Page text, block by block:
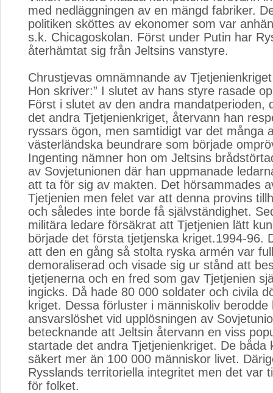
med nedläggningen av en mängd fabriker.
politiken sköttes av ekonomer som var
s.k. Chicagoskolan. Först under Putin har
återhämtat sig från Jeltsins vanstyre.
Chrustjevas omnämnande av
Hon skriver:” I slutet av hans styre rasade
Först i slutet av den andra mandatperioden,
det andra Tjetjenienkriget, återvann han
ryssars ögon, men samtidigt var det många
västerländska beundrare som började
Ingenting nämner hon om Jeltsins
av Sovjetunionen där han uppmanade
att ta för sig av makten. Det hörsammades
Tjetjenien men felet var att denna provins
och således inte borde få självständighet.
militära ledare försäkrat att Tjetjenien lätt
började det första tjetjenska kriget.1994-96.
att den en gång så stolta ryska armén var
demoraliserad och visade sig ur stånd att
tjetjenerna och en fred som gav Tjetjenien
ingicks. Då hade 80 000 soldater och civila
kriget. Dessa förluster i människoliv berodde
ansvarslöshet vid upplösningen av
betecknande att Jeltsin återvann en viss
startade det andra Tjetjenienkriget. De båda
säkert mer än 100 000 människor livet.
Rysslands territoriella integritet men det var
för folket.